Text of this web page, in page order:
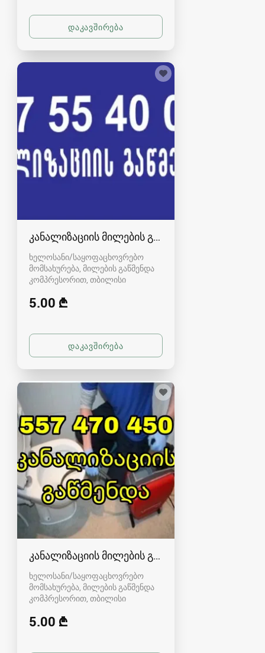
კანალიზაციის მილების გაწმენდა - 557554000
ხელოსანი/საყოფაცხოვრებო
მომსახურება, მილების გაწმენდა
კომპრესორით თბილისი
5.00 ₾
კანალიზაციის მილების გაწმენდა - 557470450
ხელოსანი/საყოფაცხოვრებო
მომსახურება, მილების გაწმენდა
კომპრესორით თბილისი
5.00 ₾